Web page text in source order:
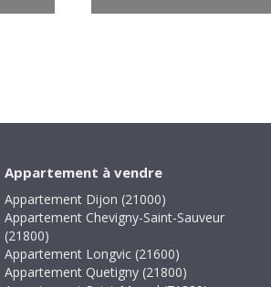
Voir 169 500€
Appartement à vendre
Appartement Dijon (21000)
Appartement Chevigny-Saint-Sauveur
(21800)
Appartement Longvic (21600)
Appartement Quetigny (21800)